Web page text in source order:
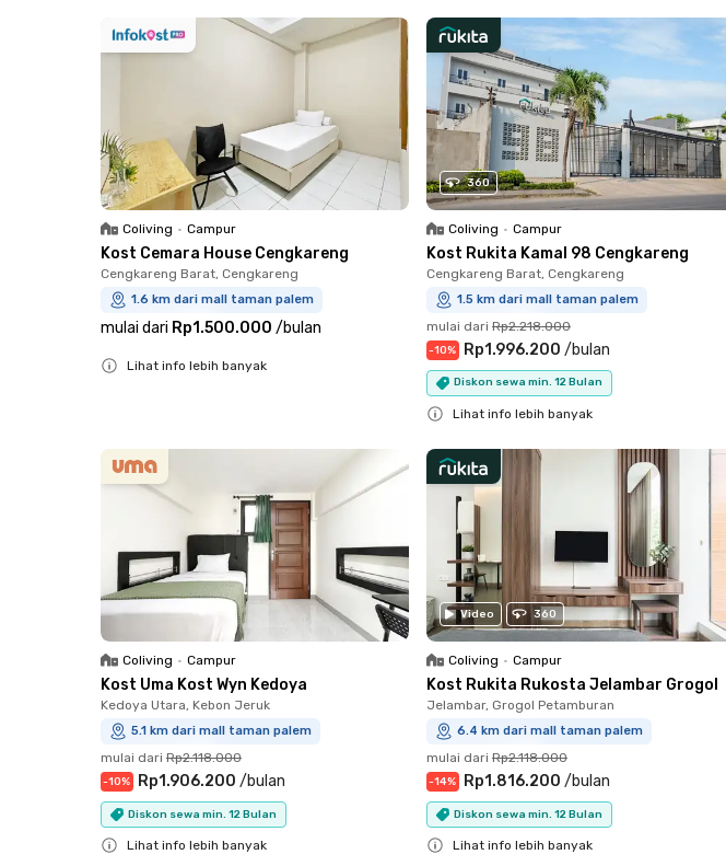
Coliving • Campur
Kost Cemara House Cengkareng
Cengkareng Barat, Cengkareng
1.6 km dari mall taman palem
mulai dari Rp1.500.000 /bulan
Lihat info lebih banyak
360
Coliving • Campur
Kost Rukita Kamal 98 Cengkareng
Cengkareng Barat, Cengkareng
1.5 km dari mall taman palem
mulai dari Rp2.218.000
-10% Rp1.996.200 /bulan
Diskon sewa min. 12 Bulan
Lihat info lebih banyak
Coliving • Campur
Kost Uma Kost Wyn Kedoya
Kedoya Utara, Kebon Jeruk
5.1 km dari mall taman palem
mulai dari Rp2.118.000
-10% Rp1.906.200 /bulan
Diskon sewa min. 12 Bulan
Lihat info lebih banyak
Video 360
Coliving • Campur
Kost Rukita Rukosta Jelambar Grogol
Jelambar, Grogol Petamburan
6.4 km dari mall taman palem
mulai dari Rp2.118.000
-14% Rp1.816.200 /bulan
Diskon sewa min. 12 Bulan
Lihat info lebih banyak